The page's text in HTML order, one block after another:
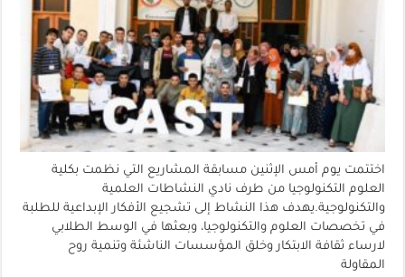
اختتمت يوم أمس الإثنين مسابقة المشاريع التي نظمت بكلية
العلوم التكنولوجيا من طرف نادي النشاطات العلمية
والتكنولوجية.يهدف هذا النشاط إلى تشجيع الأفكار الإبداعية للطلبة
في تخصصات العلوم والتكنولوجيا، وبعثها في الوسط الطلابي
لارساء ثقافة الابتكار وخلق المؤسسات الناشئة وتنمية روح
المقاولة